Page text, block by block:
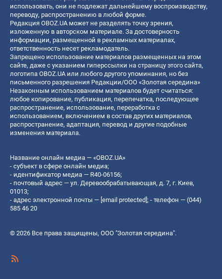
использовать, они не подлежат дальнейшему воспроизводству,
переводу, распространению в любой форме.
Редакция OBOZ.UA может не разделять точку зрения,
изложенную в авторском материале. За достоверность
информации, размещенной в рекламных материалах,
ответственность несет рекламодатель.
Запрещено использование материалов размещенных на этом
сайте, даже с указанием гиперссылки на страницу этого сайта,
логотипа OBOZ.UA или любого другого упоминания, но без
письменного разрешения Редакции/ООО «Золотая середина»
Незаконным использованием материалов будет считаться:
любое копирование, публикация, перепечатка, последующее
распространение, использование, переработка с
использованием, включением в состав других материалов,
распространение, адаптация, перевод и другие подобные
изменения материала.
Название онлайн медиа — «OBOZ.UA»
- субъект в сфере онлайн медиа;
- идентификатор медиа — R40-06156;
- почтовый адрес — ул. Деревообрабатывающая, д. 7, г. Киев,
01013;
- адрес электронной почты — [email protected]; - телефон — (044)
585 46 20
© 2026 Все права защищены, ООО "Золотая середина".